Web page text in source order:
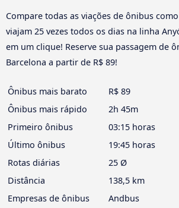
Compare todas as viações de ônibus
viajam 25 vezes todos os dias na linha
em um clique! Reserve sua passagem de
Barcelona a partir de R$ 89!
Ônibus mais barato
R$ 89
Ônibus mais rápido
2h 45m
Primeiro ônibus
03:15 horas
Último ônibus
19:45 horas
Rotas diárias
25 Ø
Distância
138,5 km
Empresas de ônibus
Andbus